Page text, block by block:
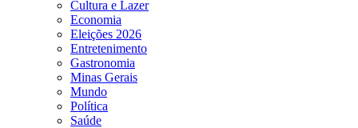
Cultura e Lazer
Economia
Eleições 2026
Entretenimento
Gastronomia
Minas Gerais
Mundo
Política
Saúde